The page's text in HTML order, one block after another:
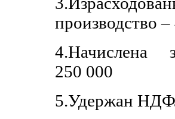
производство
4.Начислена
250 000
5.Удержан